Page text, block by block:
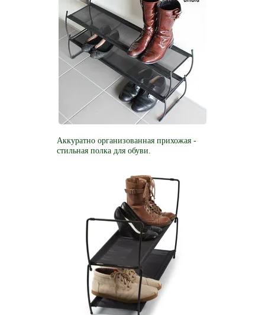
Аккуратно организованная прихожая -
стильная полка для обуви.